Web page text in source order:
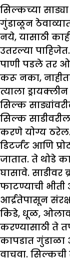
सिल्कच्या
गुंडाळून
नये, यासाठी
उतरल्या
पाणी पडले तर
करू नका,
त्याला
सिल्क
सिल्क
करणे योग्य
डिटर्जंट आणि
जातात. ते थोडे
घासावे. साडीवर
फाटण्याची
आर्द्रतेपासून
किडे, धूळ,
करण्यासाठी ते
कापडात गुंडाळा
वाचवा. सिल्कची